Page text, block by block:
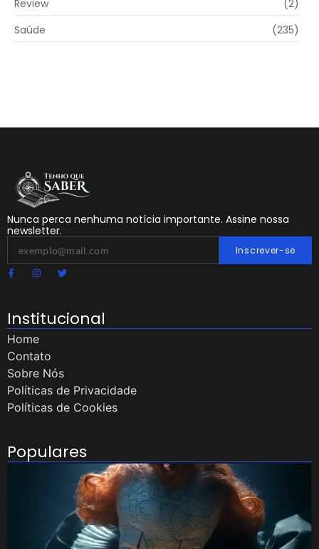
Review
(2)
Saúde
(235)
Nunca perca nenhuma notícia importante. Assine nossa
newsletter.
Inscrever-se
Institucional
Home
Contato
Sobre Nós
Políticas de Privacidade
Políticas de Cookies
Populares